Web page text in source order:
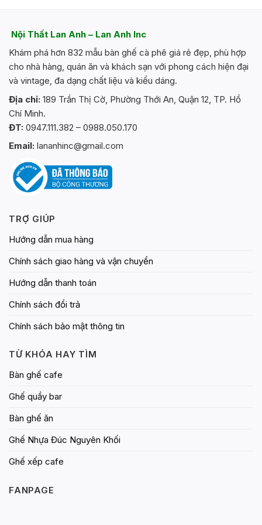
Các
tùy
chọn
có
được
chọn
trên
sản
phẩm
Nội Thất Lan Anh – Lan Anh Inc
Khám phá hơn 832 mẫu bàn ghế cà phê giá rẻ đẹp, phù hợp
cho nhà hàng, quán ăn và khách sạn với phong cách hiện đại
và vintage, đa dạng chất liệu và kiểu dáng.
Địa chỉ: 189 Trần Thị Cờ, Phường Thới An, Quận 12, TP. Hồ
Chí Minh.
ĐT: 0947.111.382 – 0988.050.170
Email: lananhinc@gmail.com
TRỢ GIÚP
Hướng dẫn mua hàng
Chính sách giao hàng và vận chuyển
Hướng dẫn thanh toán
Chính sách đổi trả
Chính sách bảo mật thông tin
TỪ KHÓA HAY TÌM
Bàn ghế cafe
Ghế quầy bar
Bàn ghế ăn
Ghế Nhựa Đúc Nguyên Khối
Ghế xếp cafe
FANPAGE